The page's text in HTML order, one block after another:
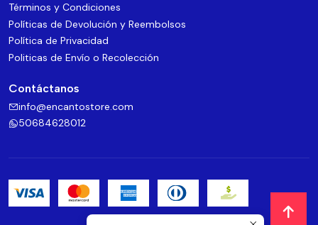
Términos y Condiciones
Políticas de Devolución y Reembolsos
Política de Privacidad
Politicas de Envío o Recolección
Contáctanos
info@encantostore.com
50684628012